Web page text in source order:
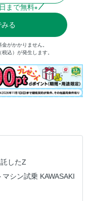
日まで無料※
る
がかかりません。
込）が発生します。
したZ
シン試乗 KAWASAKI